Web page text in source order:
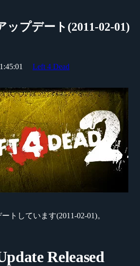
ップデート(2011-02-01)
Left 4 Dead
トしています(2011-02-01)。
Released